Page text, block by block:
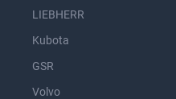
LIEBHERR
Kubota
GSR
Volvo